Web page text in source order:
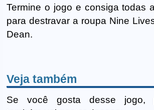
Termine o jogo e consiga todas
para destravar a roupa Nine
Dean.
Veja também
Se você gosta desse jogo,